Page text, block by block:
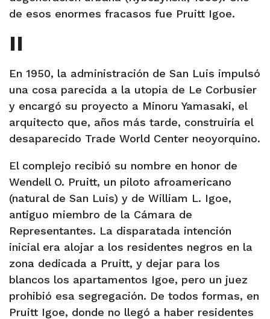
de esos enormes fracasos fue Pruitt Igoe.
II
En 1950, la administración de San Luis impulsó
una cosa parecida a la utopia de Le Corbusier
y encargó su proyecto a Minoru Yamasaki, el
arquitecto que, años más tarde, construiría el
desaparecido Trade World Center neoyorquino.
El complejo recibió su nombre en honor de
Wendell O. Pruitt, un piloto afroamericano
(natural de San Luis) y de William L. Igoe,
antiguo miembro de la Cámara de
Representantes. La disparatada intención
inicial era alojar a los residentes negros en la
zona dedicada a Pruitt, y dejar para los
blancos los apartamentos Igoe, pero un juez
prohibió esa segregación. De todos formas, en
Pruitt Igoe, donde no llegó a haber residentes